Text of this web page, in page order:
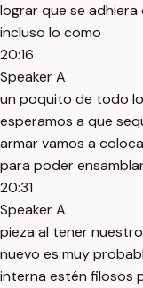
lograr que se
incluso lo como
20:16
Speaker A
un poquito de todo
esperamos a que
armar vamos a
para poder
20:31
Speaker A
pieza al tener
nuevo es muy
interna estén filosos